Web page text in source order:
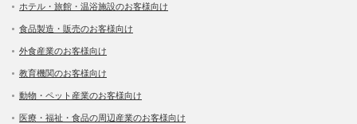
ホテル・旅館・温浴施設のお客様向け
食品製造・販売のお客様向け
外食産業のお客様向け
教育機関のお客様向け
動物・ペット産業のお客様向け
医療・福祉・食品の周辺産業のお客様向け